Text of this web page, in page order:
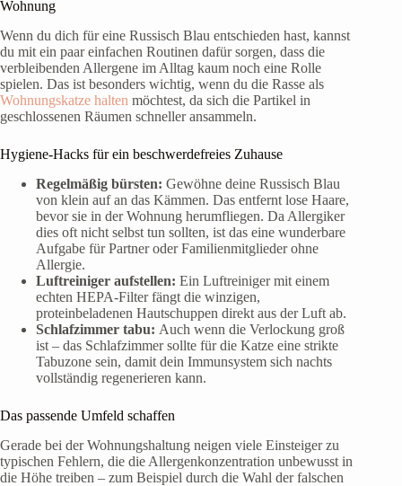
Wohnung
Wenn du dich für eine Russisch Blau entschieden hast, kannst
du mit ein paar einfachen Routinen dafür sorgen, dass die
verbleibenden Allergene im Alltag kaum noch eine Rolle
spielen. Das ist besonders wichtig, wenn du die Rasse als
Wohnungskatze halten möchtest, da sich die Partikel in
geschlossenen Räumen schneller ansammeln.
Hygiene-Hacks für ein beschwerdefreies Zuhause
Regelmäßig bürsten: Gewöhne deine Russisch Blau
von klein auf an das Kämmen. Das entfernt lose Haare,
bevor sie in der Wohnung herumfliegen. Da Allergiker
dies oft nicht selbst tun sollten, ist das eine wunderbare
Aufgabe für Partner oder Familienmitglieder ohne
Allergie.
Luftreiniger aufstellen: Ein Luftreiniger mit einem
echten HEPA-Filter fängt die winzigen,
proteinbeladenen Hautschuppen direkt aus der Luft ab.
Schlafzimmer tabu: Auch wenn die Verlockung groß
ist – das Schlafzimmer sollte für die Katze eine strikte
Tabuzone sein, damit dein Immunsystem sich nachts
vollständig regenerieren kann.
Das passende Umfeld schaffen
Gerade bei der Wohnungshaltung neigen viele Einsteiger zu
typischen Fehlern, die die Allergenkonzentration unbewusst in
die Höhe treiben – zum Beispiel durch die Wahl der falschen